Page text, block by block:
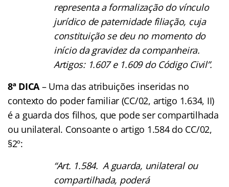
representa a formalização do vínculo
jurídico de paternidade filiação, cuja
constituição se deu no momento do
início da gravidez da companheira.
Artigos: 1.607 e 1.609 do Código Civil”.
8ª DICA– Uma das atribuições inseridas no
contexto do poder familiar (CC/02, artigo 1.634, II)
é a guarda dos filhos, que pode ser compartilhada
ou unilateral. Consoante o artigo 1.584 do CC/02,
§2º:
“Art. 1.584. A guarda, unilateral ou
compartilhada, poderá